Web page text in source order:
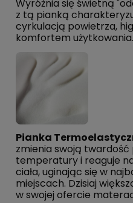
Wyróżnia się świetną
z tą pianką
cyrkulacją powietrza,
komfortem użytkowania.
Pianka
zmienia swoją twardość
temperatury i reaguje
ciała, uginając się w
miejscach. Dzisiaj
w swojej ofercie